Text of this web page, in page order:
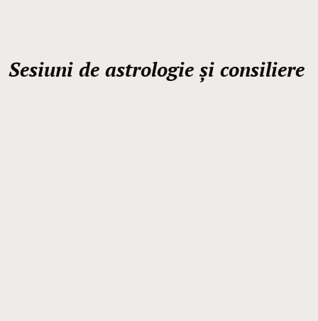
Sesiuni de astrologie și consiliere